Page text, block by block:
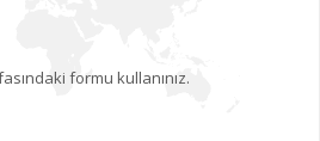
formu kullanınız.